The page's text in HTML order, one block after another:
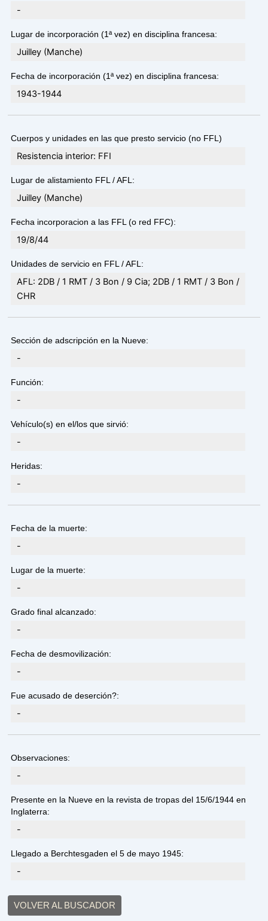
-
Lugar de incorporación (1ª vez) en disciplina francesa:
Juilley (Manche)
Fecha de incorporación (1ª vez) en disciplina francesa:
1943-1944
Cuerpos y unidades en las que presto servicio (no FFL)
Resistencia interior: FFI
Lugar de alistamiento FFL / AFL:
Juilley (Manche)
Fecha incorporacion a las FFL (o red FFC):
19/8/44
Unidades de servicio en FFL / AFL:
AFL: 2DB / 1 RMT / 3 Bon / 9 Cia; 2DB / 1 RMT / 3 Bon /
CHR
Sección de adscripción en la Nueve:
-
Función:
-
Vehículo(s) en el/los que sirvió:
-
Heridas:
-
Fecha de la muerte:
-
Lugar de la muerte:
-
Grado final alcanzado:
-
Fecha de desmovilización:
-
Fue acusado de deserción?:
-
Observaciones:
-
Presente en la Nueve en la revista de tropas del 15/6/1944 en
Inglaterra:
-
Llegado a Berchtesgaden el 5 de mayo 1945:
-
VOLVER AL BUSCADOR